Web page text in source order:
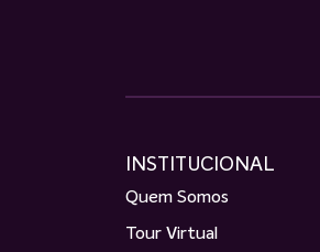
INSTITUCIONAL
Quem Somos
Tour Virtual